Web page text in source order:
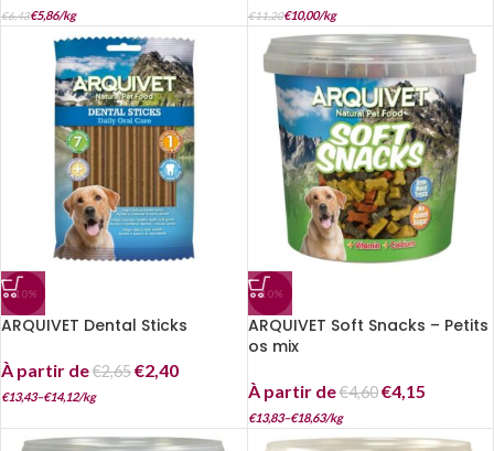
€6,43€5,86/kg €11,20€10,00/kg
-10%
ARQUIVET Dental Sticks
À partir de€2,65€2,40
€13,43–€14,12/kg
-10%
ARQUIVET Soft Snacks – Petits
os mix
À partir de€4,60 €4,15
€13,83–€18,63/kg